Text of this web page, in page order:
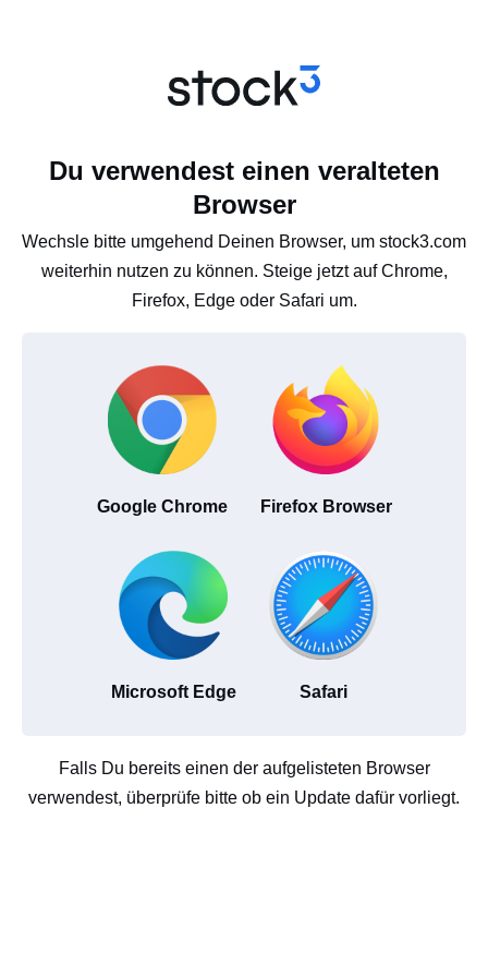
Du verwendest einen veralteten
Browser
Wechsle bitte umgehend Deinen Browser, um stock3.com
weiterhin nutzen zu können. Steige jetzt auf Chrome,
Firefox, Edge oder Safari um.
Google Chrome Firefox Browser
Microsoft Edge Safari
Falls Du bereits einen der aufgelisteten Browser
verwendest, überprüfe bitte ob ein Update dafür vorliegt.